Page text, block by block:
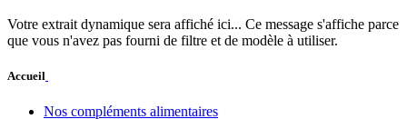
Votre extrait dynamique sera affiché ici... Ce message s'affiche parce
que vous n'avez pas fourni de filtre et de modèle à utiliser.
Accueil
Nos compléments alimentaires